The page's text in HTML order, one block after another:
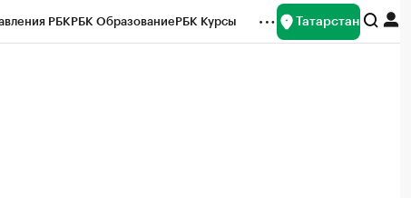
РБКРБК ОбразованиеРБК Курсы Татарстан